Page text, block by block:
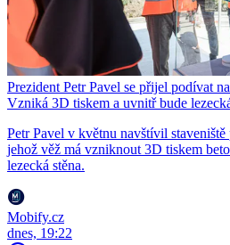
Prezident Petr Pavel se přijel podívat
Vzniká 3D tiskem a uvnitř bude
Petr Pavel v květnu navštívil
jehož věž má vzniknout 3D tiskem
lezecká stěna.
Mobify.cz
dnes, 19:22